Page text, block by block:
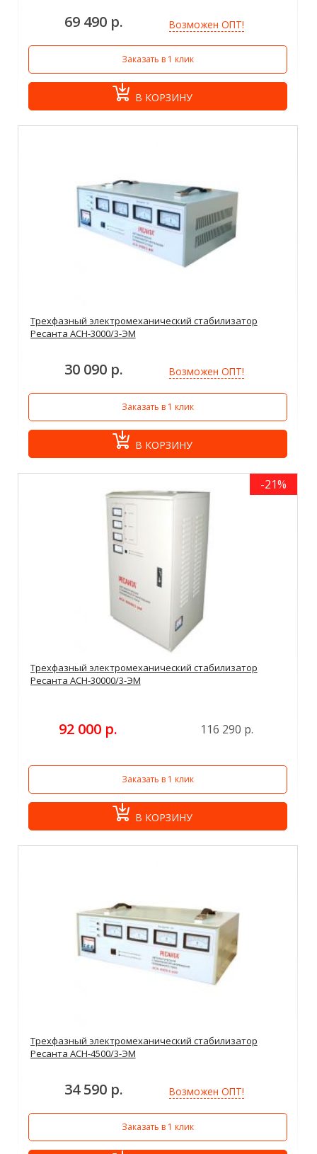
69 490 р. Возможен ОПТ!
Заказать в 1 клик
В КОРЗИНУ
Трехфазный электромеханический стабилизатор
Ресанта АСН-3000/3-ЭМ
30 090 р. Возможен ОПТ!
Заказать в 1 клик
В КОРЗИНУ
-21%
Трехфазный электромеханический стабилизатор
Ресанта АСН-30000/3-ЭМ
92 000 р. 116 290 р.
Заказать в 1 клик
В КОРЗИНУ
Трехфазный электромеханический стабилизатор
Ресанта АСН-4500/3-ЭМ
34 590 р. Возможен ОПТ!
Заказать в 1 клик